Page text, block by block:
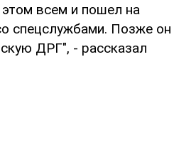
всем и пошел на
спецслужбами. Позже он
ДРГ", - рассказал